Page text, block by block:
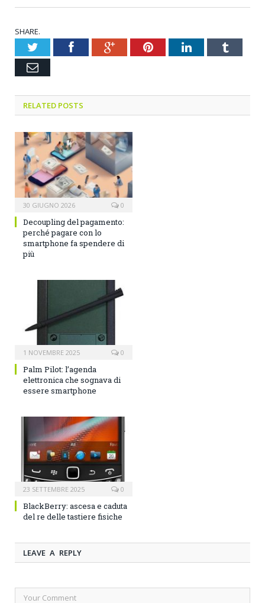
SHARE.
TwitterFacebookGoogle+PinterestLinkedInTumblr
Email
RELATED POSTS
30 GIUGNO 2026 0
Decoupling del pagamento:
perché pagare con lo
smartphone fa spendere di
più
1 NOVEMBRE 2025 0
Palm Pilot: l’agenda
elettronica che sognava di
essere smartphone
23 SETTEMBRE 2025 0
BlackBerry: ascesa e caduta
del re delle tastiere fisiche
LEAVE A REPLY